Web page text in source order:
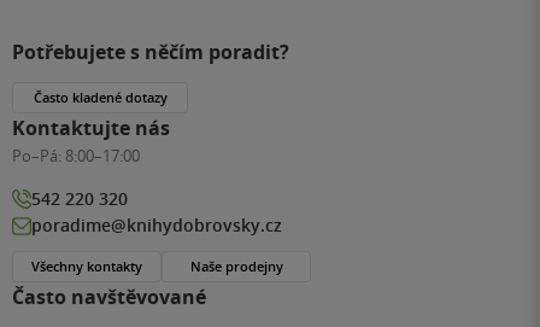
Často navštěvované
Potřebujete s něčím poradit?
Často kladené dotazy
Kontaktujte nás
Po–Pá: 8:00–17:00
542 220 320
poradime@knihydobrovsky.cz
Všechny kontakty Naše prodejny